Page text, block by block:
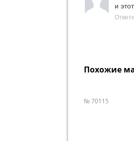
и
Похожие
№ 70115